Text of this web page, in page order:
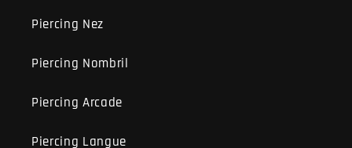
Piercing Nez
Piercing Nombril
Piercing Arcade
Piercing Langue